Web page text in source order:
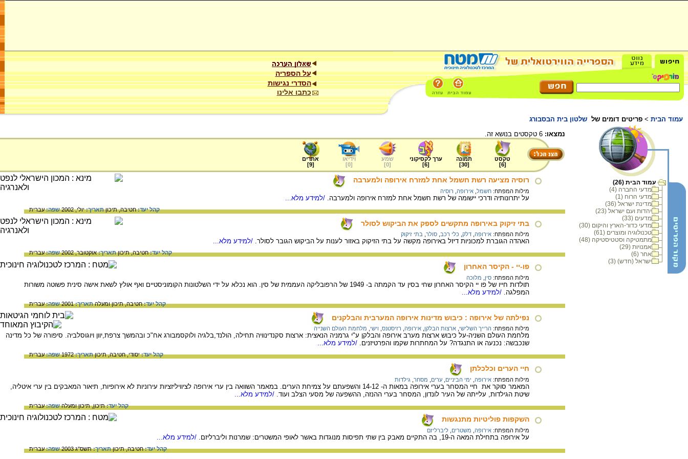
על הספריה
הסדרי נגישות
כתבו אלינו
עמוד הבית > פריטים דומים של שלטון בית הבסבורג
עמוד הבית (26)
מדעי החברה (4)
מדעי הרוח (1)
מדינת ישראל (36)
יהדות ועם ישראל (23)
מדעים (33)
מדעי כדור-הארץ והיקום (30)
טכנולוגיה ומוצרים (61)
מתמטיקה וסטטיסטיקה (48)
אמנויות (29)
אחר (6)
ישראל (חדש) (3)
נמצאו:
טקסט
[
6
]
תמונה
[
30
]
ערך לקסיקוני
[
6
]
שמע
[
0
]
וידיאו
[
0
]
אתרים
[
9
]
רוסיה מציעה רשת חשמל אחת למזרח אירופה ולמערבה
מילות המפתח: חשמל אירופה רוסיה
על יתרונותיה ודרכי יישומה של רשת חשמל אחת למזרח אירופה ולמערבה. /למידע מלא...
קהל יעד:חטיבה,תיכוןתאריך:יולי, 2002 שפה:עברית
בתי זיקוק באירופה מתקשים לספק את הביקוש לסולר
מילות המפתח: אירופה דלק כלי רכב סולר בתי זיקוק
האהדה הגוברת למכוניות דיזל באירופה מקשה על בתי הזיקוק באזור לענות על הביקוש הגובר לסולר. /למידע מלא...
קהל יעד:חטיבה,תיכוןתאריך:אוקטובר, 2002 שפה:עברית
פו-יי - הקיסר האחרון
מילות המפתח: סין מלוכה
תולדות חייו של פו יי הקיסר האחרון שחי בסין עד הקמתה ב- 1949 של הרפובליקה העממית של סין. הוא נכלא על ידי השלטונות הקומוניסטיים ואף אולץ לשאת אישה סינית פשוטה משורות
המפלגה. /למידע מלא...
קהל יעד:חטיבה,תיכון ומעלהתאריך:2001 שפה:עברית
נפילתה של אירופה : כיבוש מדינות אירופה המערבית והבלקנים
מילות המפתח: הרייך השלישי ארצות הבלקן אירופה רזיסטנס וישי מלחמת העולם השנייה
מלחמת העולם השניה-על כיבוש ארצות מערב אירופה והבלקן ע"י גרמניה הנאצית: ארצות סקנדינוויה תחילה, הולנד,בלגיה ולוקסמבורג אח"כ ובהמשך צרפת,יוון ויוגוסלביה. סיפורה של כל מדינה
שנכבשה: נכנעה או התנגדה? על המחתרות שקמו והפרטיזנים. /למידע מלא...
קהל יעד:יסודי,חטיבה,תיכוןתאריך:1972 שפה:עברית
חיי הערים וכלכלתן
מילות המפתח: אירופה ימי הביניים ערים מסחר גילדות
המאמר סוקר את חיי המסחר בערי אירופה במאות ה- 14-12 והשפעתם על צמיחת הערים. במאמר השוואה בין ערי אירופה לציוויליזציות עירוניות לא אירופיות, תיאור המאבקים בין ערי איטליה,
שיטת הגילדות, עלייתה של העיר לונדון, המסחר בערי ההנזה, ההשפעה של מסעי הצלב ועוד. /למידע מלא...
קהל יעד:תיכון,תיכון ומעלהשפה:עברית
השקפות פוליטיות מתנגשות
מילות המפתח: אירופה משטרים ליברליזם
על אירופה בתחילת המאה ה-19, בה התקיים מאבק בין שתי תפיסות מנוגדות באשר לאופי המשטרים: שמרנות וליברליזם. /למידע מלא...
קהל יעד:חטיבה,תיכוןתאריך:תשס"ג 2003 שפה:עברית